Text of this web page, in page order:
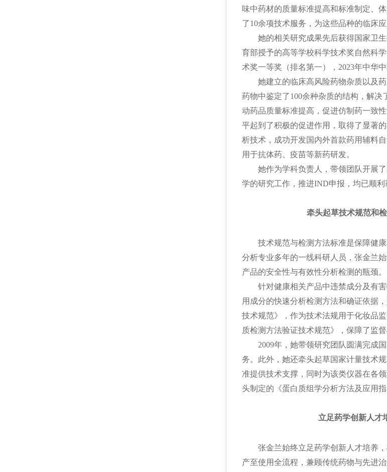
味中药材的质量标准提高和标准制定、
了10余项技术服务，为这些品种的临床
她的相关研究成果先后获得国家卫
育部授予的高等学校科学技术奖自然科
术奖一等奖（排名第一），2023年中华
她建立的临床高风险药物杂质以及
药物中鉴定了100余种杂质的结构，解
动药品质量标准提高，促进仿制药一致
平起到了积极的促进作用，取得了显著
析技术，成功开发国内外首款药用辅料
用于抗体药、疫苗等新药研发。
她作为学科负责人，带领团队开展
学的研究工作，推进IND申报，均已顺
牵头起草技术规范和
技术规范与检测方法标准是保障健
分析专业多年的一线科研人员，张金兰
产品的安全性与有效性分析检测的瓶颈。
针对健康相关产品中违禁成分及有
用成分的快速分析检测方法和确证依据
技术规范》，作为技术法规用于化妆品
质检测方法验证技术规范》，保障了监
2009年，她带领研究团队圆满完成
务。此外，她还牵头起草国家计量技术
准提供技术支撑，同时为该类仪器在各
头制定的《蛋白质组学分析方法及应用
立足药学创新人才
张金兰始终立足药学创新人才培养
产至使用全流程，兼顾传统药物与先进